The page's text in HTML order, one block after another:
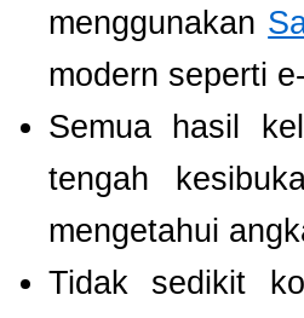
menggunakan
modern seperti
Semua hasil
tengah
mengetahui
Tidak sedikit